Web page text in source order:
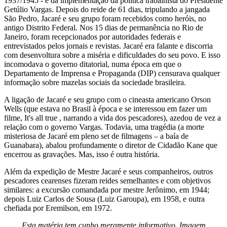
Getúlio Vargas. Depois do reide de 61 dias, tripulando a jangada
São Pedro, Jacaré e seu grupo foram recebidos como heróis, no
antigo Distrito Federal. Nos 15 dias de permanência no Rio de
Janeiro, foram recepcionados por autoridades federais e
entrevistados pelos jornais e revistas. Jacaré era falante e discorria
com desenvoltura sobre a miséria e dificuldades do seu povo. E isso
incomodava o governo ditatorial, numa época em que o
Departamento de Imprensa e Propaganda (DIP) censurava qualquer
informação sobre mazelas sociais da sociedade brasileira.
A ligação de Jacaré e seu grupo com o cineasta americano Orson
Wells (que estava no Brasil à época e se interessou em fazer um
filme, It's all true , narrando a vida dos pescadores), azedou de vez a
relação com o governo Vargas. Todavia, uma tragédia (a morte
misteriosa de Jacaré em pleno set de filmagens – a baía de
Guanabara), abalou profundamente o diretor de Cidadão Kane que
encerrou as gravações. Mas, isso é outra história.
Além da expedição de Mestre Jacaré e seus companheiros, outros
pescadores cearenses fizeram reides semelhantes e com objetivos
similares: a excursão comandada por mestre Jerônimo, em 1944;
depois Luiz Carlos de Sousa (Luiz Garoupa), em 1958, e outra
chefiada por Eremilson, em 1972.
Esta matéria tem cunho meramente informativo. Imagem